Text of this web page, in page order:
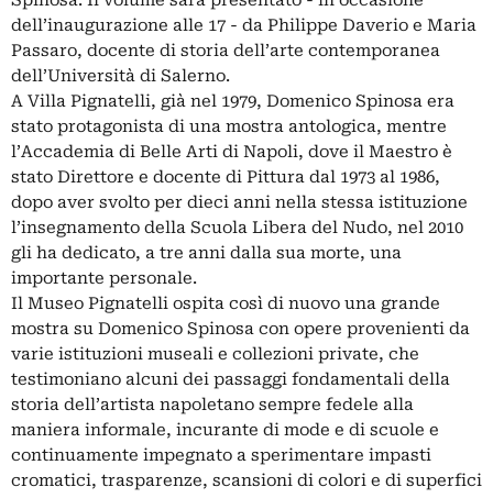
dell’inaugurazione alle 17 - da Philippe Daverio e Maria
Passaro, docente di storia dell’arte contemporanea
dell’Università di Salerno.
A Villa Pignatelli, già nel 1979, Domenico Spinosa era
stato protagonista di una mostra antologica, mentre
l’Accademia di Belle Arti di Napoli, dove il Maestro è
stato Direttore e docente di Pittura dal 1973 al 1986,
dopo aver svolto per dieci anni nella stessa istituzione
l’insegnamento della Scuola Libera del Nudo, nel 2010
gli ha dedicato, a tre anni dalla sua morte, una
importante personale.
Il Museo Pignatelli ospita così di nuovo una grande
mostra su Domenico Spinosa con opere provenienti da
varie istituzioni museali e collezioni private, che
testimoniano alcuni dei passaggi fondamentali della
storia dell’artista napoletano sempre fedele alla
maniera informale, incurante di mode e di scuole e
continuamente impegnato a sperimentare impasti
cromatici, trasparenze, scansioni di colori e di superfici